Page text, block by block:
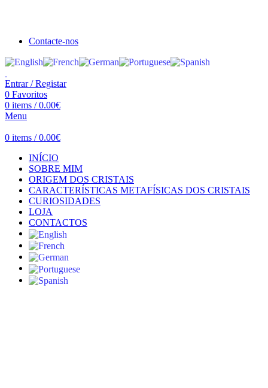
Contacte-nos
Entrar / Registar
0 Favoritos
0 items / 0.00€
Menu
0 items / 0.00€
INÍCIO
SOBRE MIM
ORIGEM DOS CRISTAIS
CARACTERÍSTICAS METAFÍSICAS DOS CRISTAIS
CURIOSIDADES
LOJA
CONTACTOS